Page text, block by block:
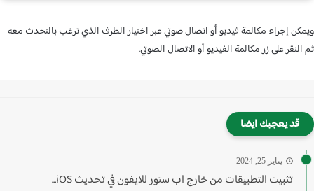
إجراء مكالمة فيديو أو اتصال صوتي عبر اختيار الطرف الذي ترغب بالتحدث معه
على زر مكالمة الفيديو أو الاتصال الصوتي.
قد يعجبك ايضا
يناير 25, 2024
تثبيت التطبيقات من خارج اب ستور للايفون في تحديث iOS...